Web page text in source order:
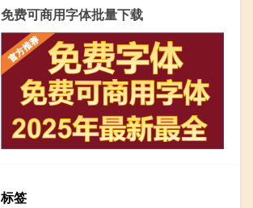
免费可商用字体批量下载
标签